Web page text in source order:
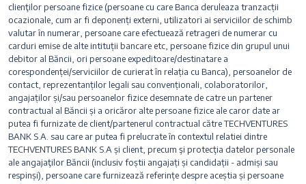
clienţilor persoane fizice (persoane cu care Banca deruleaza tranzacții
ocazionale, cum ar fi deponenți externi, utilizatori ai serviciilor de schimb
valutar în numerar, persoane care efectuează retrageri de numerar cu
carduri emise de alte intituții bancare etc, persoane fizice din grupul unui
debitor al Băncii, ori persoane expeditoare/destinatare a
corespondenței/serviciilor de curierat în relația cu Banca), persoanelor de
contact, reprezentanților legali sau convenționali, colaboratorilor,
angajaților și/sau persoanelor fizice desemnate de catre un partener
contractual al Băncii și a oricăror alte persoane fizice ale caror date ar
putea fi furnizate de client/partenerul contractual către TECHVENTURES
BANK S.A. sau care ar putea fi prelucrate în contextul relatiei dintre
TECHVENTURES BANK S.A și client, precum şi protecţia datelor personale
ale angajaţilor Băncii (inclusiv foștii angajați și candidații - admiși sau
respinși), persoane care furnizează referințe despre aceștia și persoane